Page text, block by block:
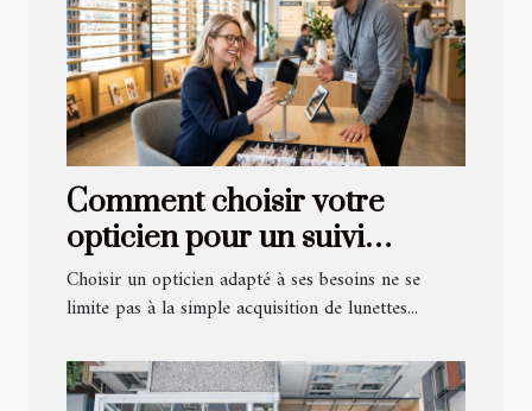
Comment choisir votre
opticien pour un suivi
personnalisé?
Choisir un opticien adapté à ses besoins ne se
limite pas à la simple acquisition de lunettes...